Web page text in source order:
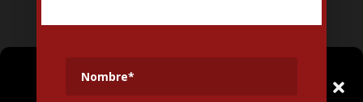
Gestionar el